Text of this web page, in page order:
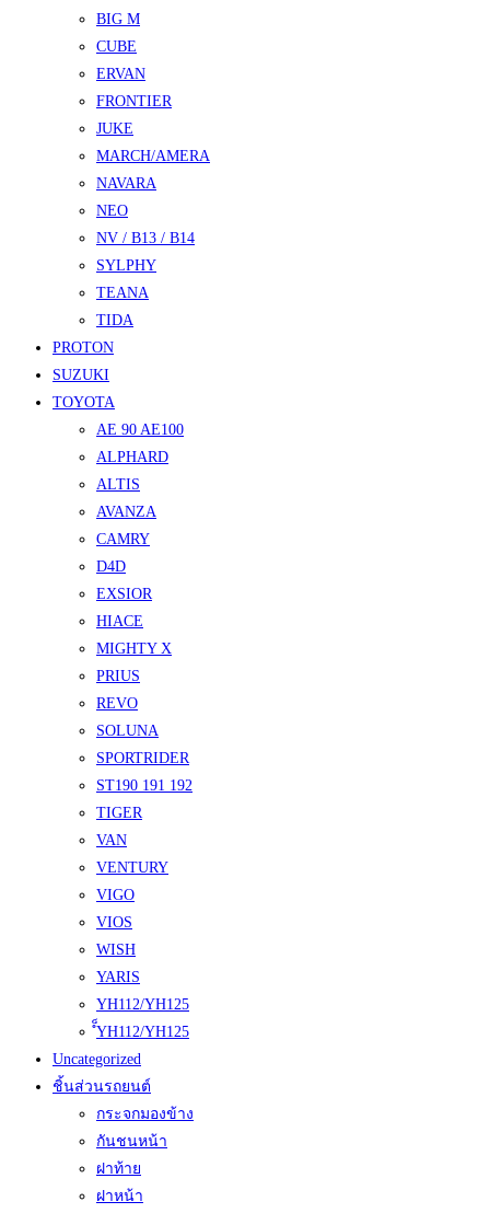
BIG M
CUBE
ERVAN
FRONTIER
JUKE
MARCH/AMERA
NAVARA
NEO
NV / B13 / B14
SYLPHY
TEANA
TIDA
PROTON
SUZUKI
TOYOTA
AE 90 AE100
ALPHARD
ALTIS
AVANZA
CAMRY
D4D
EXSIOR
HIACE
MIGHTY X
PRIUS
REVO
SOLUNA
SPORTRIDER
ST190 191 192
TIGER
VAN
VENTURY
VIGO
VIOS
WISH
YARIS
YH112/YH125
ํ็YH112/YH125
Uncategorized
ชิ้นส่วนรถยนต์
กระจกมองข้าง
กันชนหน้า
ฝาท้าย
ฝาหน้า